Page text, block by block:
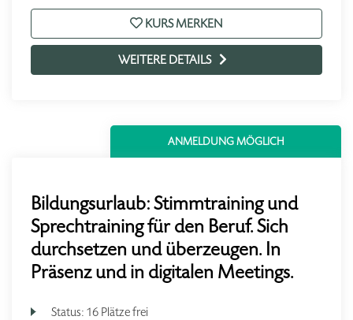
KURS MERKEN
WEITERE DETAILS
ANMELDUNG MÖGLICH
Bildungsurlaub: Stimmtraining und
Sprechtraining für den Beruf. Sich
durchsetzen und überzeugen. In
Präsenz und in digitalen Meetings.
Status: 16 Plätze frei